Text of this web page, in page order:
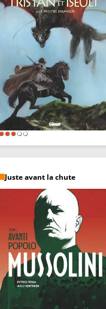
Juste avant la chute